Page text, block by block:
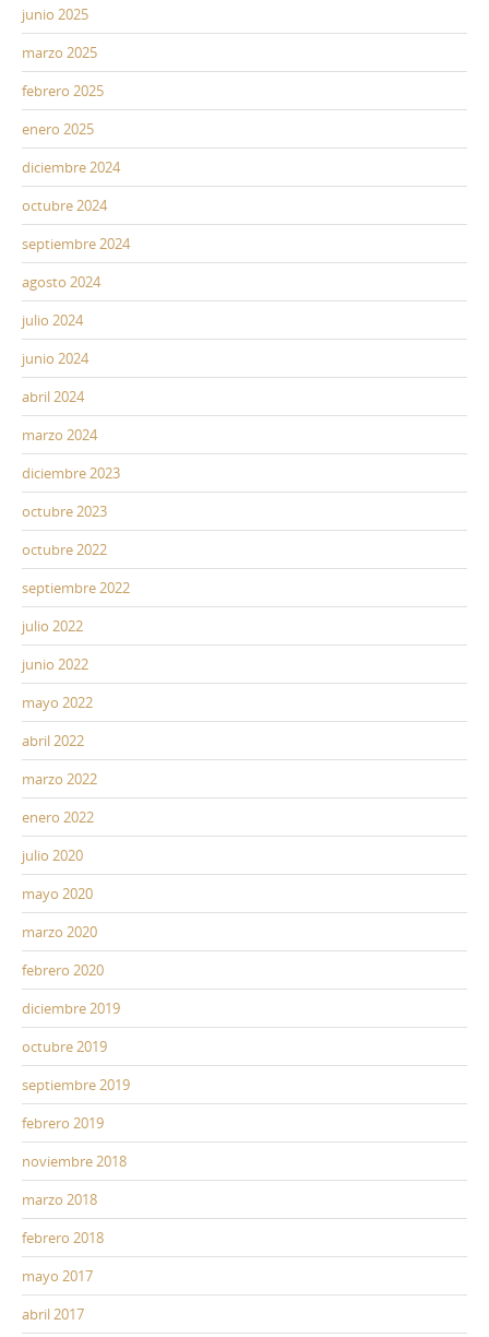
junio 2025
marzo 2025
febrero 2025
enero 2025
diciembre 2024
octubre 2024
septiembre 2024
agosto 2024
julio 2024
junio 2024
abril 2024
marzo 2024
diciembre 2023
octubre 2023
octubre 2022
septiembre 2022
julio 2022
junio 2022
mayo 2022
abril 2022
marzo 2022
enero 2022
julio 2020
mayo 2020
marzo 2020
febrero 2020
diciembre 2019
octubre 2019
septiembre 2019
febrero 2019
noviembre 2018
marzo 2018
febrero 2018
mayo 2017
abril 2017